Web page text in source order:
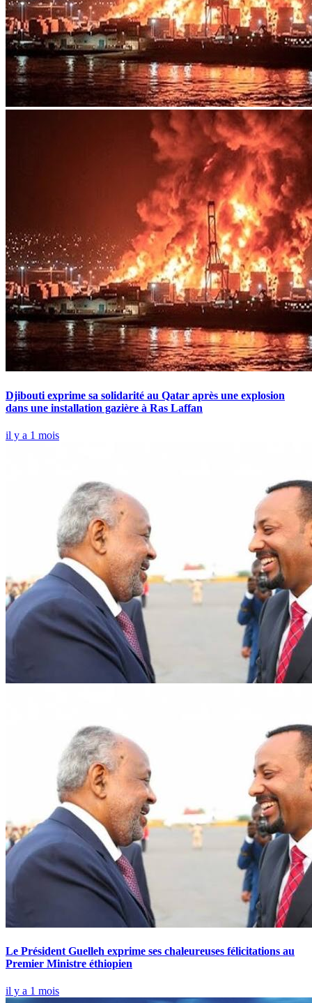
Djibouti exprime sa solidarité au Qatar après une explosion
dans une installation gazière à Ras Laffan
il y a 1 mois
Le Président Guelleh exprime ses chaleureuses félicitations au
Premier Ministre éthiopien
il y a 1 mois